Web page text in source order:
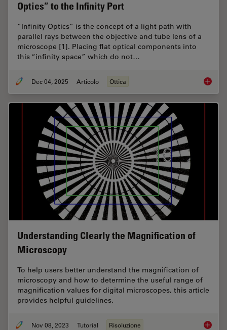
Optics” to the Infinity Port
“Infinity Optics” is the concept of a light path with
parallel rays between the objective and tube lens of a
microscope [1]. Placing flat optical components into
this “infinity space” which do not…
Dec 04, 2025 Articolo Ottica Infinity
Understanding Clearly the Magnification of
Microscopy
To help users better understand the magnification of
microscopy and how to determine the useful range of
magnification values for digital microscopes, this article
provides helpful guidelines.
Nov 08, 2023 Tutorial Risoluzione